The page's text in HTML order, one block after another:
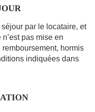
par le locataire, et
pas mise en
hormis
indiquées dans